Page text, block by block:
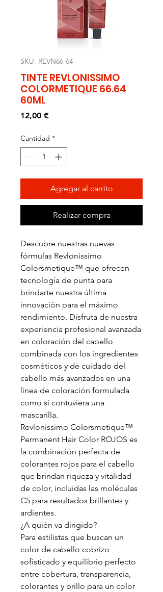
SKU: REVN66-64
TINTE REVLONISSIMO
COLORMETIQUE 66.64
60ML
12,00 €Precio
Cantidad *
Agregar al carrito
Realizar compra
Descubre nuestras nuevas
fórmulas Revlonissimo
Colorsmetique™ que ofrecen
tecnología de punta para
brindarte nuestra última
innovación para el máximo
rendimiento. Disfruta de nuestra
experiencia profesional avanzada
en coloración del cabello
combinada con los ingredientes
cosméticos y de cuidado del
cabello más avanzados en una
línea de coloración formulada
como si contuviera una
mascarilla.
Revlonissimo Colorsmetique™
Permanent Hair Color ROJOS es
la combinación perfecta de
colorantes rojos para el cabello
que brindan riqueza y vitalidad
de color, incluidas las moléculas
C5 para resultados brillantes y
ardientes.
¿A quién va dirigido?
Para estilistas que buscan un
color de cabello cobrizo
sofisticado y equilibrio perfecto
entre cobertura, transparencia,
colorantes y brillo para un color